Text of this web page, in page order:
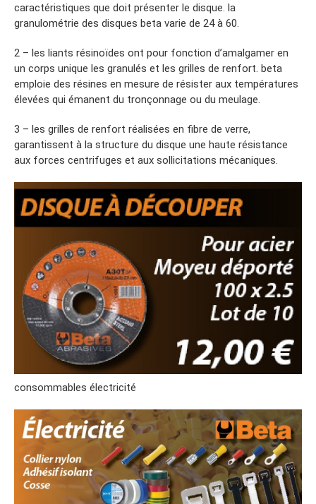
caractéristiques que doit présenter le disque. la
granulométrie des disques beta varie de 24 à 60.
2 – les liants résinoïdes ont pour fonction d’amalgamer en
un corps unique les granulés et les grilles de renfort. beta
emploie des résines en mesure de résister aux températures
élevées qui émanent du tronçonnage ou du meulage.
3 – les grilles de renfort réalisées en fibre de verre,
garantissent à la structure du disque une haute résistance
aux forces centrifuges et aux sollicitations mécaniques.
consommables électricité